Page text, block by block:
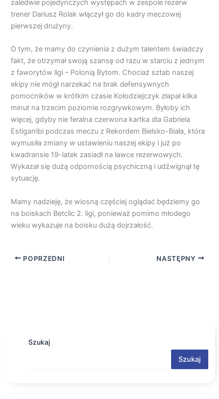
zaledwie pojedynczych występach w zespole rezerw
trener Dariusz Rolak włączył go do kadry meczowej
pierwszej drużyny.
O tym, że mamy do czynienia z dużym talentem świadczy
fakt, że otrzymał swoją szansę od razu w starciu z jednym
z faworytów ligi – Polonią Bytom. Chociaż sztab naszej
ekipy nie mógł narzekać na brak defensywnych
pomocników w krótkim czasie Kołodziejczyk złapał kilka
minut na trzecim poziomie rozgrywkowym. Byłoby ich
więcej, gdyby nie feralna czerwona kartka dla Gabriela
Estigarribi podczas meczu z Rekordem Bielsko-Biała, która
wymusiła zmiany w ustawieniu naszej ekipy i już po
kwadransie 19-latek zasiadł na ławce rezerwowych.
Wykazał się dużą odpornością psychiczną i udźwignął tę
sytuację.
Mamy nadzieję, że wiosną częściej oglądać będziemy go
na boiskach Betclic 2. ligi, ponieważ pomimo młodego
wieku wykazuje na boisku dużą dojrzałość.
POPRZEDNI NASTĘPNY
Szukaj
Szukaj